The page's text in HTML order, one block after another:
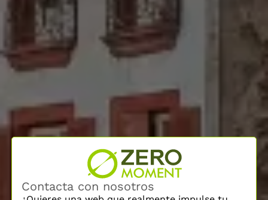
Contacta con nosotros